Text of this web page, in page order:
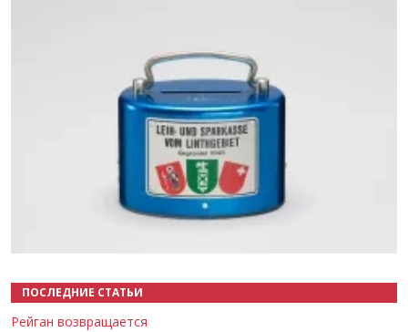
ПОСЛЕДНИЕ СТАТЬИ
Рейган возвращается